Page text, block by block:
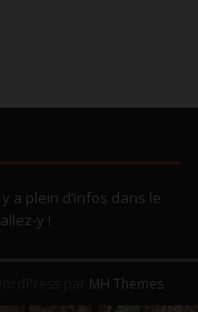
a plein d’infos dans le
y !
MH Themes